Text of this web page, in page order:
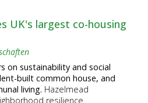
UK's largest co-housing
on sustainability and social
built common house, and
living. Hazelmead
resilience.